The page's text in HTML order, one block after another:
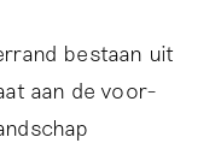
bestaan uit
aan de voor-